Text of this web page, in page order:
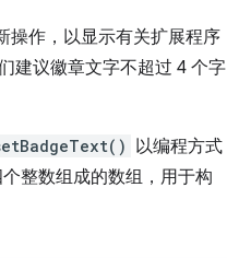
操作，以显示有关扩展程序
建议徽章文字不超过 4 个字
以编程方式
整数组成的数组，用于构